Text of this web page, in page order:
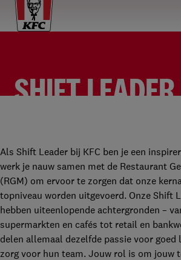
SHIFT
Als Shift Leader bij KFC ben je een
werk je nauw samen met de Restaurant
(RGM) om ervoor te zorgen dat onze
topniveau worden uitgevoerd. Onze Shift
hebben uiteenlopende achtergronden –
supermarkten en cafés tot retail en
delen allemaal dezelfde passie voor goed
zorg voor hun team. Jouw rol is om jouw